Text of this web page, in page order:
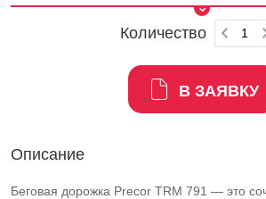
Количество
В ЗАЯВКУ
Описание
Беговая дорожка Precor TRM 791 — это